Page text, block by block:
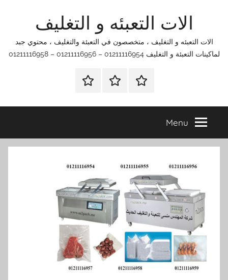
الات التعبئه و التغليف
الات التعبئه و التغليف ، متخصصون في التعبئة والتغليف ، محتوي جبد
لماكينات التعبئة و التغليف 01211116954 – 01211116956 – 01211116958
الرئيسيةاتصل
اتـصـل
في
التي
Menu